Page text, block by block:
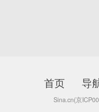
首页 导
Sina.cn(京